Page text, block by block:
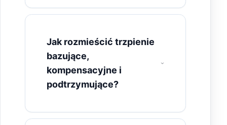
Jak rozmieścić trzpienie
bazujące,
kompensacyjne i
podtrzymujące?